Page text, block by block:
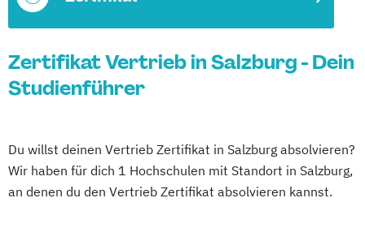
Zertifikat Vertrieb in Salzburg - Dein
Studienführer
Du willst deinen Vertrieb Zertifikat in Salzburg absolvieren?
Wir haben für dich 1 Hochschulen mit Standort in Salzburg,
an denen du den Vertrieb Zertifikat absolvieren kannst.